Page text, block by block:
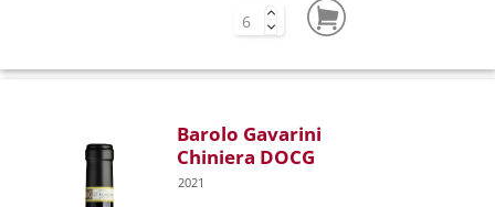
Barolo Gavarini
Chiniera DOCG
2021